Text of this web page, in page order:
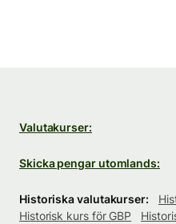
Valutakurser:
Skicka pengar utomlands:
Historiska valutakurser:
Historisk kurs för GBP